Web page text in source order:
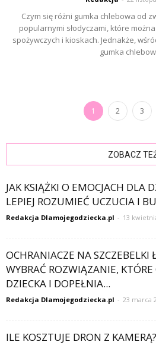
Czym się różni gumka chlebowa od
popularnymi słodyczami, które
spożywczych i kioskach. Jednakże,
gumka
1 2 3
ZOBACZ
JAK KSIĄŻKI O EMOCJACH DLA
LEPIEJ ROZUMIEĆ UCZUCIA I
Redakcja Dlamojegodziecka.pl - 13
OCHRANIACZE NA SZCZEBELKI
WYBRAĆ ROZWIĄZANIE,
DZIECKA I DOPEŁNIA...
Redakcja Dlamojegodziecka.pl - 23 marca
ILE KOSZTUJE DRON Z KAMERĄ?